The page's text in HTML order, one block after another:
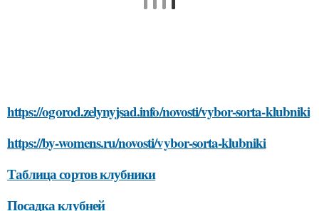
https://ogorod.zelynyjsad.info/novosti/vybor-sorta-klubniki
https://by-womens.ru/novosti/vybor-sorta-klubniki
Таблица сортов клубники
Посадка клубней